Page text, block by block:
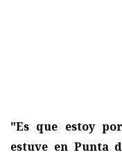
"Es que estoy
estuve en Punta